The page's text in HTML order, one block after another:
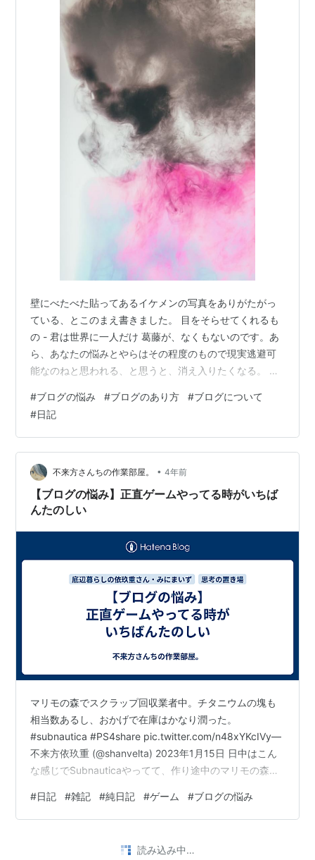
壁にべたべた貼ってあるイケメンの写真をありがたがっ
ている、とこのまえ書きました。 目をそらせてくれるも
の - 君は世界に一人だけ 葛藤が、なくもないのです。あ
ら、あなたの悩みとやらはその程度のもので現実逃避可
能なのねと思われる、と思うと、消え入りたくなる。 と
なスターがつくと、ぱっと元気になります。承認欲求は
人並み以上にありますから、いっとき安心するのです。
いっとき安心はしても、ブログを公開するたびに、やっ
ぱりくよくよする。わたしという人間の底浅さを知られ
てしまうようで。 書いている間は脳みそが熱っぽくなる
のか、それほどネガティブに考えません…
#ブログの悩み #ブログのあり方 #ブログについて
#日記
不来方さんちの作業部屋。 • 4年前
【ブログの悩み】正直ゲームやってる時がいちば
んたのしい
マリモの森でスクラップ回収業者中。チタニウムの塊も
相当数あるし、おかげで在庫はかなり潤った。
#subnautica #PS4share pic.twitter.com/n48xYKcIVy—
不来方依玖重 (@shanvelta) 2023年1月15日 日中はこん
な感じでSubnauticaやってて、作り途中のマリモの森基
に精を出してた。 でもその過程で気づいたんだけど、
私、ブログ書いてるよりゲームやってた方が楽しいわ……
ブログ書いてるんだよね。ねぇ自分。 で、これは上位者
#日記 #雑記 #純日記 #ゲーム #ブログの悩み
読み込み中…